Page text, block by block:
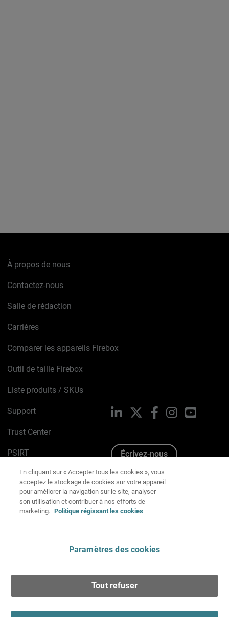
À propos de nous
Contactez-nous
Salle de rédaction
Carrières
Comparer les appareils Firebox
Outil de taille Firebox
Liste produits / SKUs
Support
Trust Center
PSIRT
Avis sur les cookies
Politique de confidentialité
Charte Graphique
LinkedIn FacebookInstagramYouTube
Écrivez-nous
En cliquant sur « Accepter tous les cookies », vous
acceptez le stockage de cookies sur votre appareil
pour améliorer la navigation sur le site, analyser
son utilisation et contribuer à nos efforts de
marketing. Politique régissant les cookies
Paramètres des cookies
Tout refuser